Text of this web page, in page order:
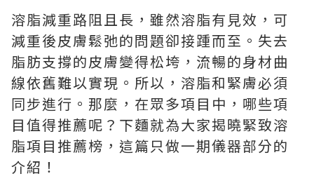
溶脂減重路阻且長，雖然溶脂有見效，可
減重後皮膚鬆弛的問題卻接踵而至。失去
脂肪支撐的皮膚變得松垮，流暢的身材曲
線依舊難以實現。所以，溶脂和緊膚必須
同步進行。那麼，在眾多項目中，哪些項
目值得推薦呢？下麵就為大家揭曉緊致溶
脂項目推薦榜，這篇只做一期儀器部分的
介紹！